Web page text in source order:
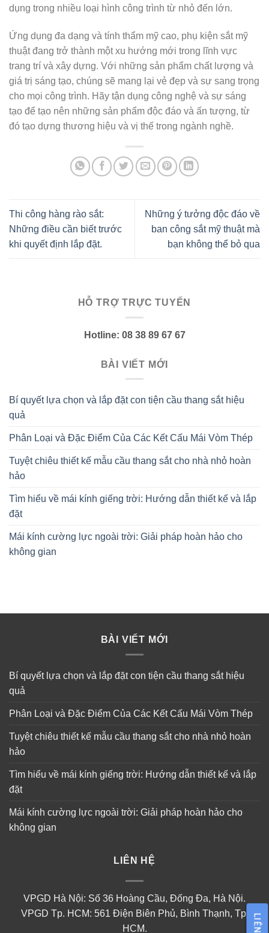
dụng trong nhiều loại hình công trình từ nhỏ đến lớn.
Ứng dụng đa dạng và tính thẩm mỹ cao, phụ kiện sắt mỹ
thuật đang trở thành một xu hướng mới trong lĩnh vực
trang trí và xây dựng. Với những sản phẩm chất lượng và
giá trị sáng tạo, chúng sẽ mang lại vẻ đẹp và sự sang trọng
cho mọi công trình. Hãy tận dụng công nghệ và sự sáng
tạo để tạo nên những sản phẩm độc đáo và ấn tượng, từ
đó tạo dựng thương hiệu và vị thế trong ngành nghề.
Thi công hàng rào sắt:
Những điều cần biết trước
khi quyết định lắp đặt.
Những ý tưởng độc đáo về
ban công sắt mỹ thuật mà
bạn không thể bỏ qua
HỖ TRỢ TRỰC TUYẾN
Hotline: 08 38 89 67 67
BÀI VIẾT MỚI
Bí quyết lựa chọn và lắp đặt con tiện cầu thang sắt hiệu
quả
Phân Loại và Đặc Điểm Của Các Kết Cấu Mái Vòm Thép
Tuyệt chiêu thiết kế mẫu cầu thang sắt cho nhà nhỏ hoàn
hảo
Tìm hiểu về mái kính giếng trời: Hướng dẫn thiết kế và lắp
đặt
Mái kính cường lực ngoài trời: Giải pháp hoàn hảo cho
không gian
BÀI VIẾT MỚI
Bí quyết lựa chọn và lắp đặt con tiện cầu thang sắt hiệu
quả
Phân Loại và Đặc Điểm Của Các Kết Cấu Mái Vòm Thép
Tuyệt chiêu thiết kế mẫu cầu thang sắt cho nhà nhỏ hoàn
hảo
Tìm hiểu về mái kính giếng trời: Hướng dẫn thiết kế và lắp
đặt
Mái kính cường lực ngoài trời: Giải pháp hoàn hảo cho
không gian
LIÊN HỆ
VPGD Hà Nội: Số 36 Hoàng Cầu, Đống Đa, Hà Nội.
VPGD Tp. HCM: 561 Điện Biên Phủ, Bình Thạnh, Tp.
HCM.